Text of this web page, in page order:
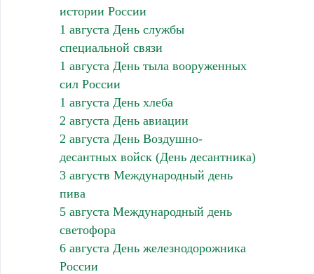
истории России
1 августа День службы
специальной связи
1 августа День тыла вооруженных
сил России
1 августа День хлеба
2 августа День авиации
2 августа День Воздушно-
десантных войск (День десантника)
3 августв Международный день
пива
5 августа Международный день
светофора
6 августа День железнодорожника
России